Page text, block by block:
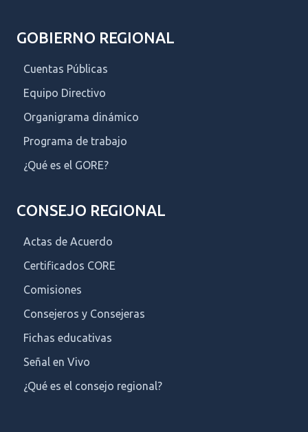
GOBIERNO REGIONAL
Cuentas Públicas
Equipo Directivo
Organigrama dinámico
Programa de trabajo
¿Qué es el GORE?
CONSEJO REGIONAL
Actas de Acuerdo
Certificados CORE
Comisiones
Consejeros y Consejeras
Fichas educativas
Señal en Vivo
¿Qué es el consejo regional?